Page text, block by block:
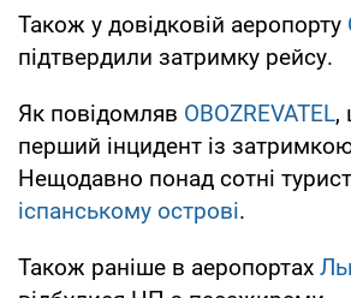
Також у довідковій аеропорту
підтвердили затримку рейсу.
Як повідомляв OBOZREVATEL,
перший інцидент із
Нещодавно понад сотні
іспанському острові.
Також раніше в аеропортах